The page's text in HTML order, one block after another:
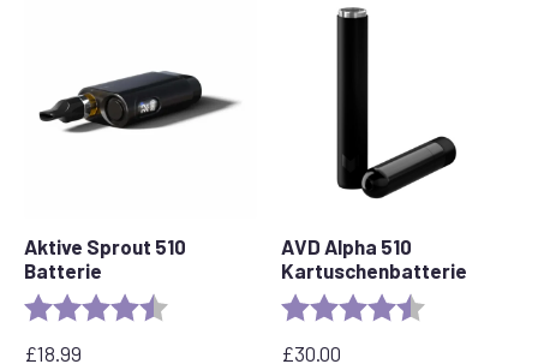
£40.00
Aktive Sprout 510
Batterie
Bewertung: 4,6 von 5 Sternen
£18.99
AVD Alpha 510
Kartuschenbatterie
Bewertung:
£30.00